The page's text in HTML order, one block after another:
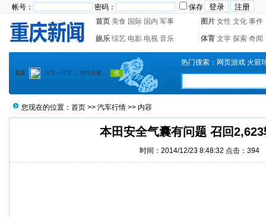
帐号： 密码：
保存
首页 美食 国际 国内 军事 图片 女性 文化 事件
娱乐 综艺 电影 电视 音乐 体育 文学 探索 奇闻
热门搜索： 网页游戏 火箭
您现在的位置： 首页 >> 汽车行情 >> 内容
本田安全气囊有问题 召回
时间：2014/12/23 8:48:32 点击： 394